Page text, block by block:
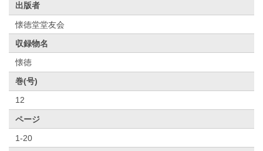
出版者
懐徳堂堂友会
収録物名
懐徳
巻(号)
12
ページ
1-20